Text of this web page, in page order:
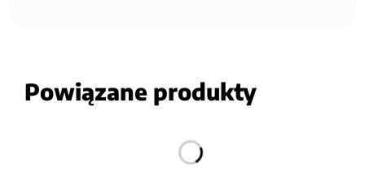
Powiązane produkty